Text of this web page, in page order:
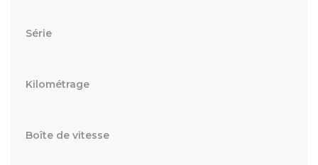
Série
Kilométrage
Boîte de vitesse